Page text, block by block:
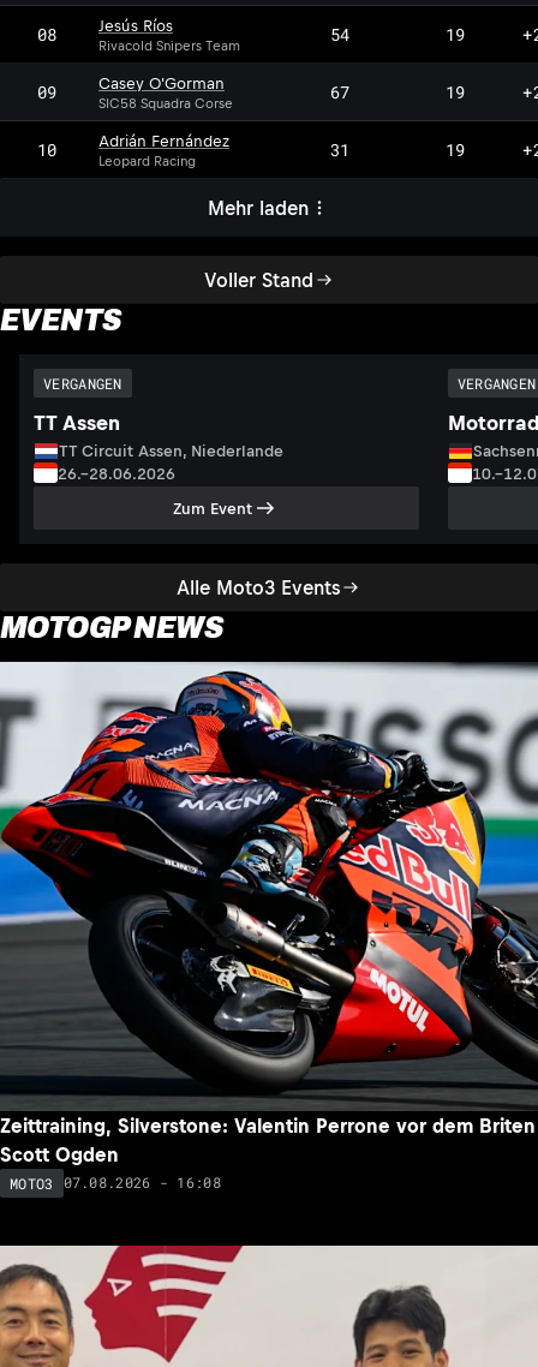
Voller Stand
08 Jesús Ríos
Rivacold Snipers Team 54 19
09 Casey O'Gorman
SIC58 Squadra Corse 67 19
10 Adrián Fernández
Leopard Racing 31 19
Mehr laden
EVENTS
Alle Moto3 Events
VERGANGEN
TT Assen
TT Circuit Assen, Niederlande
26.–28.06.2026
Zum Event
VERGANGEN
MOTOGP NEWS
Zeittraining, Silverstone: Valentin Perrone vor dem Briten
Scott Ogden
MOTO3 07.08.2026 - 16:08